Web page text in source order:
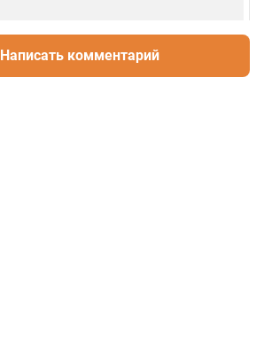
Написать комментарий